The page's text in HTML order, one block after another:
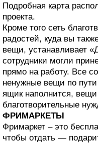
Подробная карта
проекта.
Кроме того сеть
радостей, куда вы
вещи, устанавливает
сотрудники могли
прямо на работу. Все
ненужные вещи по пути
ящик наполнится, вещи
благотворительные
ФРИМАРКЕТЫ
Фримаркет – это
чтобы отдать —